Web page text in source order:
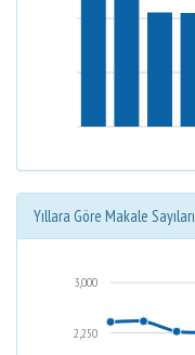
Yıllara Göre Makale Sayıları
2,250
3,000